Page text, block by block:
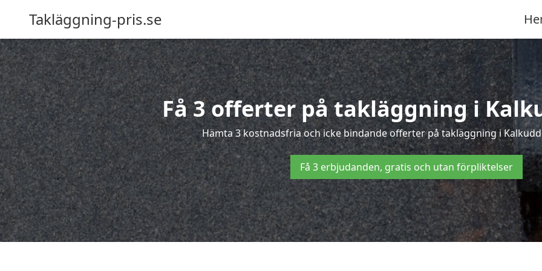
Takläggning-pris.se
Få 3 offerter på takläggning i
Hämta 3 kostnadsfria och icke bindande offerter på takläggning i
Få 3 erbjudanden, gratis och utan förpliktelser